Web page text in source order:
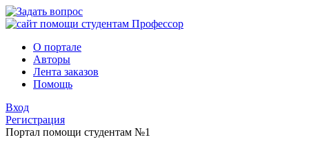
О портале
Авторы
Лента заказов
Помощь
Вход
Регистрация
Портал помощи студентам №1